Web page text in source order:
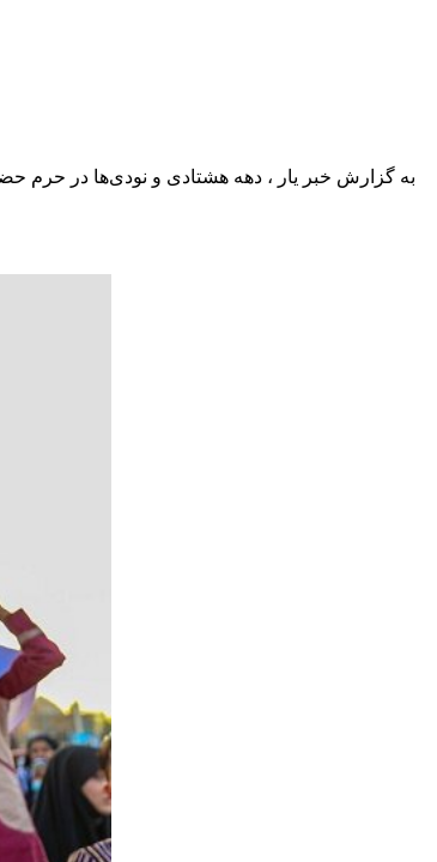
به گزارش خبر یار ، دهه هشتادی و نودی‌ها در حرم